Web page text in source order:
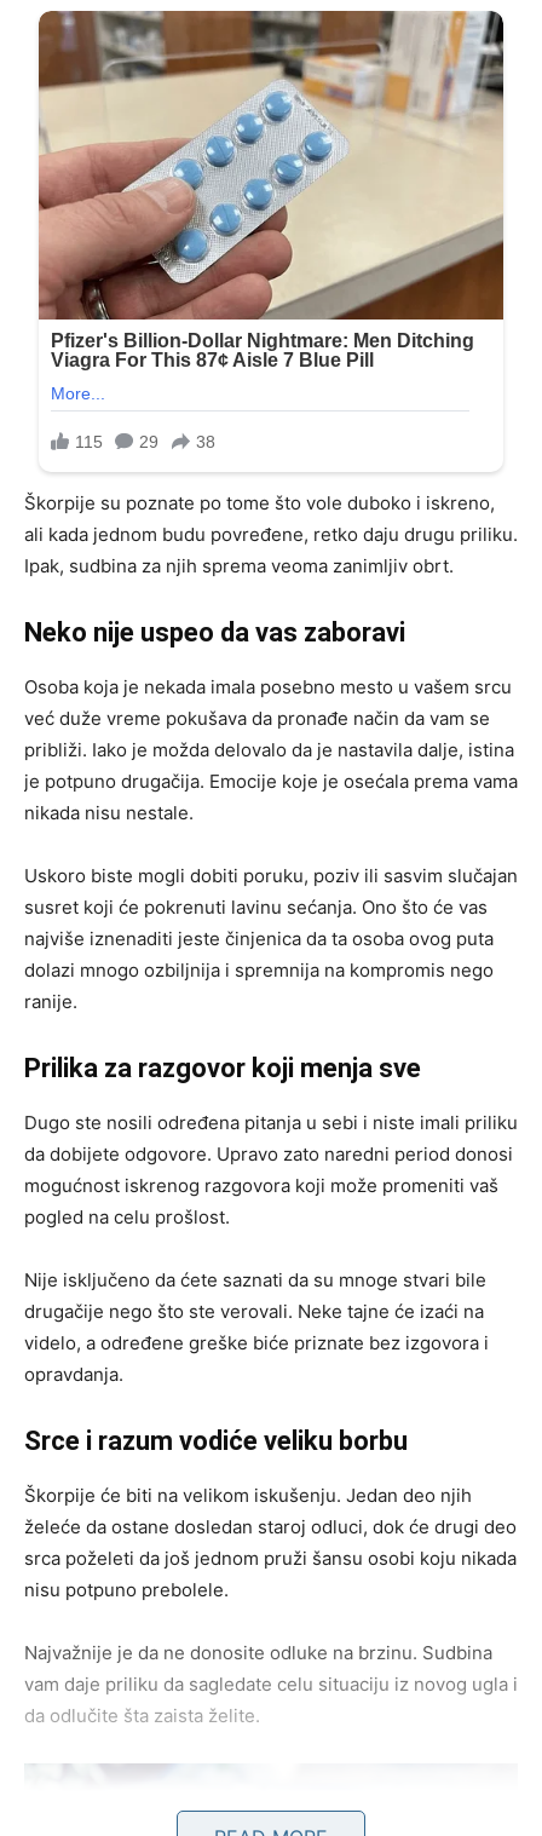
Škorpije su poznate po tome što vole duboko i iskreno,
ali kada jednom budu povređene, retko daju drugu priliku.
Ipak, sudbina za njih sprema veoma zanimljiv obrt.
Neko nije uspeo da vas zaboravi
Osoba koja je nekada imala posebno mesto u vašem srcu
već duže vreme pokušava da pronađe način da vam se
približi. Iako je možda delovalo da je nastavila dalje, istina
je potpuno drugačija. Emocije koje je osećala prema vama
nikada nisu nestale.
Uskoro biste mogli dobiti poruku, poziv ili sasvim slučajan
susret koji će pokrenuti lavinu sećanja. Ono što će vas
najviše iznenaditi jeste činjenica da ta osoba ovog puta
dolazi mnogo ozbiljnija i spremnija na kompromis nego
ranije.
Prilika za razgovor koji menja sve
Dugo ste nosili određena pitanja u sebi i niste imali priliku
da dobijete odgovore. Upravo zato naredni period donosi
mogućnost iskrenog razgovora koji može promeniti vaš
pogled na celu prošlost.
Nije isključeno da ćete saznati da su mnoge stvari bile
drugačije nego što ste verovali. Neke tajne će izaći na
videlo, a određene greške biće priznate bez izgovora i
opravdanja.
Srce i razum vodiće veliku borbu
Škorpije će biti na velikom iskušenju. Jedan deo njih
želeće da ostane dosledan staroj odluci, dok će drugi deo
srca poželeti da još jednom pruži šansu osobi koju nikada
nisu potpuno prebolele.
Najvažnije je da ne donosite odluke na brzinu. Sudbina
vam daje priliku da sagledate celu situaciju iz novog ugla i
da odlučite šta zaista želite.